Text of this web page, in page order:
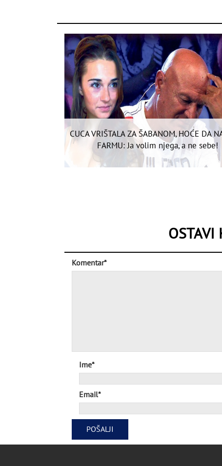
CUCA VRIŠTALA ZA ŠABANOM, HOĆE DA
FARMU: Ja volim njega, a ne sebe!
OSTAVI
Komentar*
Ime*
Email*